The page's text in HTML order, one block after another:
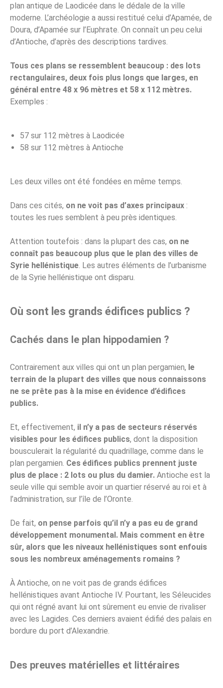
plan antique de Laodicée dans le dédale de la ville
moderne. L’archéologie a aussi restitué celui d’Apamée, de
Doura, d’Apamée sur l’Euphrate. On connaît un peu celui
d’Antioche, d’après des descriptions tardives.
Tous ces plans se ressemblent beaucoup : des lots
rectangulaires, deux fois plus longs que larges, en
général entre 48 x 96 mètres et 58 x 112 mètres.
Exemples :
57 sur 112 mètres à Laodicée
58 sur 112 mètres à Antioche
Les deux villes ont été fondées en même temps.
Dans ces cités, on ne voit pas d’axes principaux :
toutes les rues semblent à peu près identiques.
Attention toutefois : dans la plupart des cas, on ne
connaît pas beaucoup plus que le plan des villes de
Syrie hellénistique. Les autres éléments de l’urbanisme
de la Syrie hellénistique ont disparu.
Où sont les grands édifices publics ?
Cachés dans le plan hippodamien ?
Contrairement aux villes qui ont un plan pergamien, le
terrain de la plupart des villes que nous connaissons
ne se prête pas à la mise en évidence d’édifices
publics.
Et, effectivement, il n’y a pas de secteurs réservés
visibles pour les édifices publics, dont la disposition
bousculerait la régularité du quadrillage, comme dans le
plan pergamien. Ces édifices publics prennent juste
plus de place : 2 lots ou plus du damier. Antioche est la
seule ville qui semble avoir un quartier réservé au roi et à
l’administration, sur l’île de l’Oronte.
De fait, on pense parfois qu’il n’y a pas eu de grand
développement monumental. Mais comment en être
sûr, alors que les niveaux hellénistiques sont enfouis
sous les nombreux aménagements romains ?
À Antioche, on ne voit pas de grands édifices
hellénistiques avant Antioche IV. Pourtant, les Séleucides
qui ont régné avant lui ont sûrement eu envie de rivaliser
avec les Lagides. Ces derniers avaient édifié des palais en
bordure du port d’Alexandrie.
Des preuves matérielles et littéraires